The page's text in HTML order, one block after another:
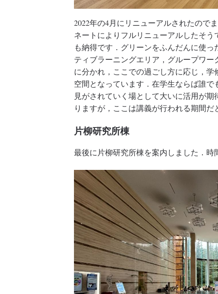
2022年の4月にリニューアルされたので
ネートによりフルリニューアルしたそ
も納得です．グリーンをふんだんに使
ティブラーニングエリア，グループワ
に分かれ，ここでの過ごし方に応じ，
空間となっています．在学生ならば誰
見がされていく場として大いに活用が
りますが，ここは講義が行われる期間
片柳研究所棟
最後に片柳研究所棟を案内しました．